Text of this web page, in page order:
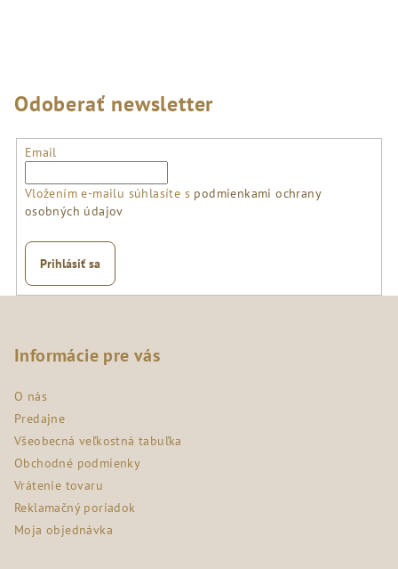
Odoberať newsletter
Email
Vložením e-mailu súhlasíte s podmienkami ochrany
osobných údajov
Prihlásiť sa
Informácie pre vás
O nás
Predajne
Všeobecná veľkostná tabuľka
Obchodné podmienky
Vrátenie tovaru
Reklamačný poriadok
Moja objednávka